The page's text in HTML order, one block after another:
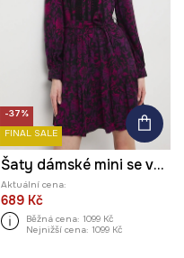
-37%
FINAL SALE
Šaty dámské mini se vzorem a páskem
Aktuální cena:
689 Kč
Běžná cena: 1099 Kč
Nejnižší cena: 1099 Kč